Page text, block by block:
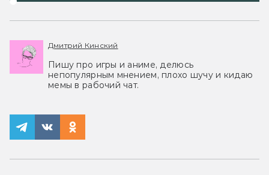
Дмитрий Кинский
Пишу про игры и аниме, делюсь
непопулярным мнением, плохо шучу и кидаю
мемы в рабочий чат.